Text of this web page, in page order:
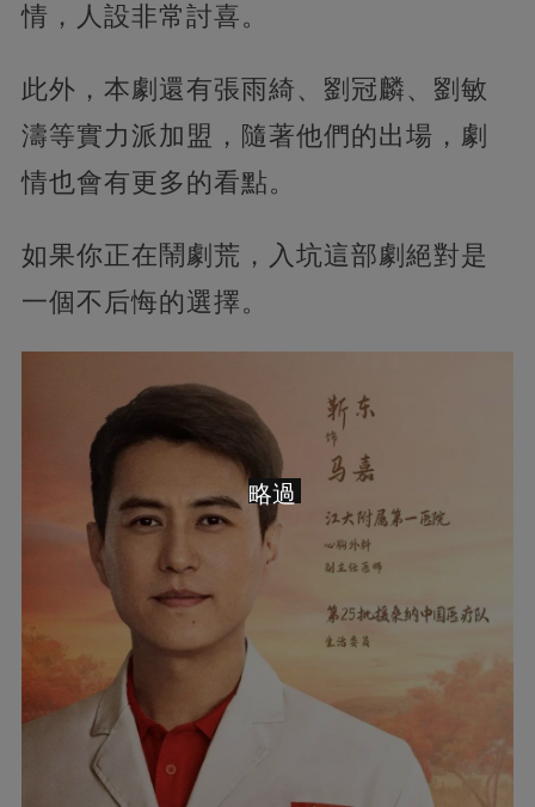
情，人設非常討喜。
此外，本劇還有張雨綺、劉冠麟、劉敏
濤等實力派加盟，隨著他們的出場，劇
情也會有更多的看點。
如果你正在鬧劇荒，入坑這部劇絕對是
一個不后悔的選擇。
略過